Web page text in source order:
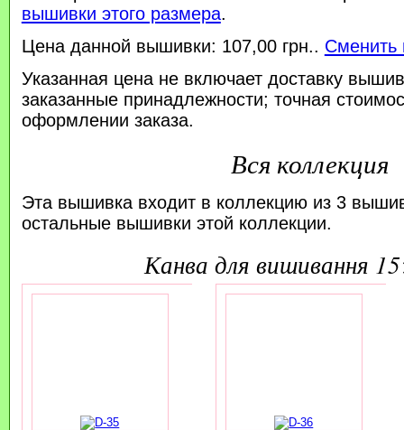
вышивки этого размера.
Цена данной вышивки: 107,00 грн.. Сменить
Указанная цена не включает доставку
заказанные принадлежности; точная
оформлении заказа.
Вся коллекция
Эта вышивка входит в коллекцию из 3
остальные вышивки этой коллекции.
канва для вишивання